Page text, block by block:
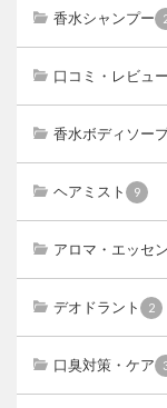
香水シャンプー
口コミ・レビュー
香水ボディソー
ヘアミスト 9
アロマ・エッセ
デオドラント 2
口臭対策・ケア